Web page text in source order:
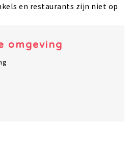
en restaurants zijn niet op
omgeving